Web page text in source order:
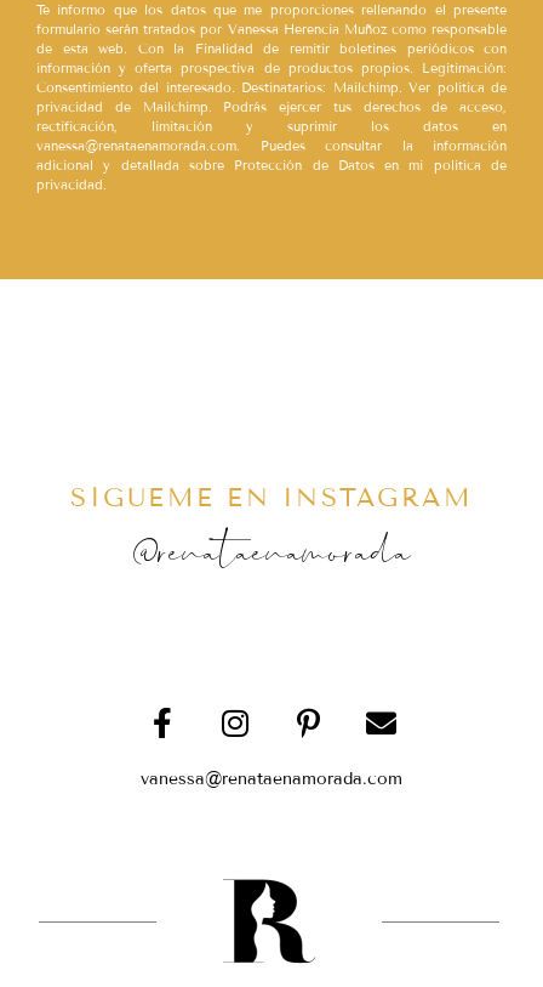
Te informo que los datos que me proporciones rellenando el presente
formulario serán tratados por Vanessa Herencia Muñoz como responsable
de esta web. Con la Finalidad de remitir boletines periódicos con
información y oferta prospectiva de productos propios. Legitimación:
Consentimiento del interesado. Destinatarios: Mailchimp. Ver política de
privacidad de Mailchimp. Podrás ejercer tus derechos de acceso,
rectificación, limitación y suprimir los datos en
vanessa@renataenamorada.com. Puedes consultar la información
adicional y detallada sobre Protección de Datos en mi política de
privacidad.
SÍGUEME EN INSTAGRAM
@renataenamorada
vanessa@renataenamorada.com